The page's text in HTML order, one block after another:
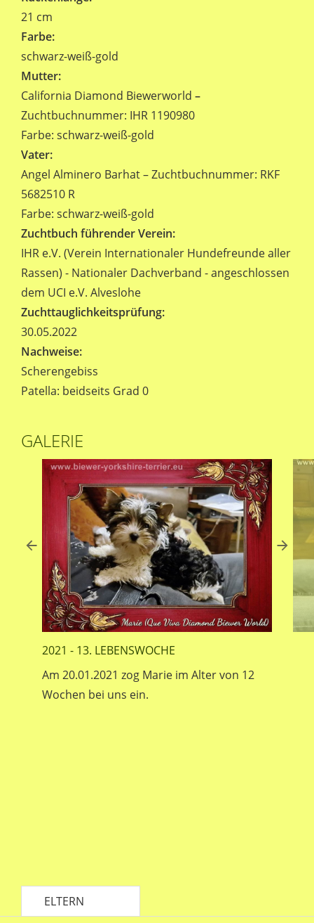
21 cm
Farbe:
schwarz-weiß-gold
Mutter:
California Diamond Biewerworld –
Zuchtbuchnummer: IHR 1190980
Farbe: schwarz-weiß-gold
Vater:
Angel Alminero Barhat – Zuchtbuchnummer: RKF
5682510 R
Farbe: schwarz-weiß-gold
Zuchtbuch führender Verein:
IHR e.V. (Verein Internationaler Hundefreunde aller
Rassen) - Nationaler Dachverband - angeschlossen
dem UCI e.V. Alveslohe
Zuchttauglichkeitsprüfung:
30.05.2022
Nachweise:
Scherengebiss
Patella: beidseits Grad 0
GALERIE
2021 - 13. LEBENSWOCHE
Am 20.01.2021 zog Marie im Alter von 12
Wochen bei uns ein.
ELTERN